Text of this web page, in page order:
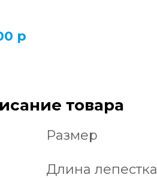
р
товара
Размер
Длина лепестка